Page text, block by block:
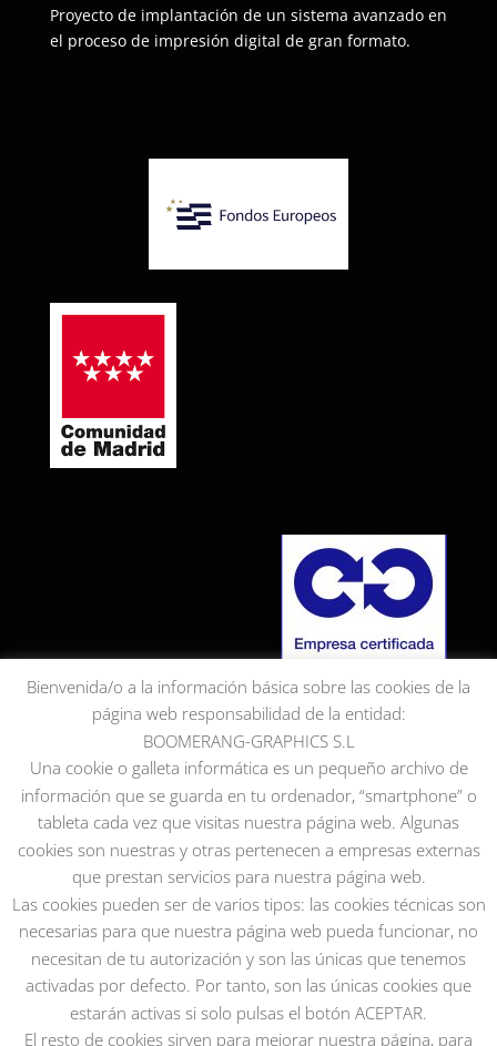
Proyecto de implantación de un sistema avanzado en
el proceso de impresión digital de gran formato.
Bienvenida/o a la información básica sobre las cookies de la
página web responsabilidad de la entidad:
BOOMERANG-GRAPHICS S.L
Una cookie o galleta informática es un pequeño archivo de
información que se guarda en tu ordenador, “smartphone” o
tableta cada vez que visitas nuestra página web. Algunas
cookies son nuestras y otras pertenecen a empresas externas
que prestan servicios para nuestra página web.
Las cookies pueden ser de varios tipos: las cookies técnicas son
necesarias para que nuestra página web pueda funcionar, no
necesitan de tu autorización y son las únicas que tenemos
activadas por defecto. Por tanto, son las únicas cookies que
estarán activas si solo pulsas el botón ACEPTAR.
El resto de cookies sirven para mejorar nuestra página, para